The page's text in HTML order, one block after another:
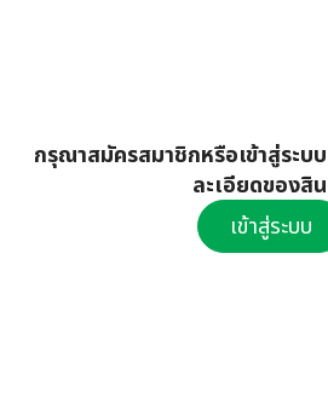
กรุณาสมัครสมาชิกหรือเข้าสู่ระบ
ละเอียดของสิ
เข้าสู่ระบบ